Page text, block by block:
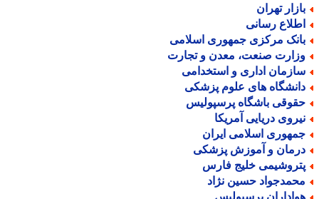
تهران
رسانی
مرکزی جمهوری اسلامی
صنعت، معدن و تجارت
اداری و استخدامی
های علوم پزشکی
باشگاه پرسپولیس
دریایی آمریکا
اسلامی ایران
و آموزش پزشکی
خلیج فارس
حسین نژاد